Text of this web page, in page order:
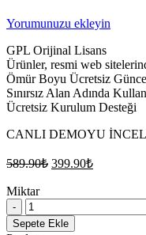
Yorumunuzu ekleyin
GPL Orijinal Lisans
Ürünler, resmi web
Ömür Boyu Ücretsiz
Sınırsız Alan Adında
Ücretsiz Kurulum Desteği
CANLI DEMOYU
589.90₺ Orijinal
399.90₺Şu
Miktar
KitGreen
–
Sepete Ekle